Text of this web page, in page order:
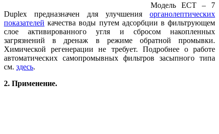
Модель ECT – 7
Duplex предназначен для улучшения органолептических
показателей качества воды путем адсорбции в фильтрующем
слое активированного угля и сбросом накопленных
загрязнений в дренаж в режиме обратной промывки.
Химической регенерации не требует. Подробнее о работе
автоматических самопромывных фильтров засыпного типа
см. здесь.
2. Применение.